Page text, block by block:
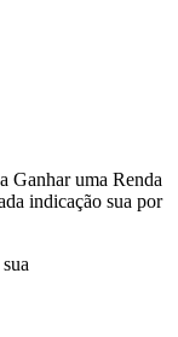
Ganhar uma Renda
indicação sua por